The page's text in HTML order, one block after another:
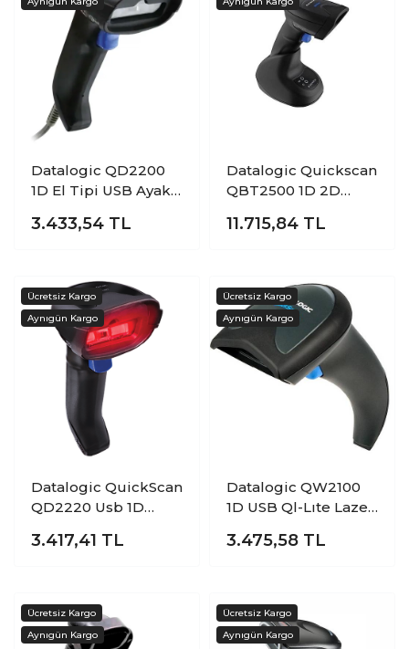
Datalogic QD2200
1D El Tipi USB Ayaklı
3.433,54 TL
Datalogic Quickscan
QBT2500 1D 2D
Karekod Barkod
11.715,84 TL
Datalogic QuickScan
QD2220 Usb 1D
Barkod Okuyucu
3.417,41 TL
Datalogic QW2100
1D USB Ql-Lıte Lazer
Okuyucu
3.475,58 TL